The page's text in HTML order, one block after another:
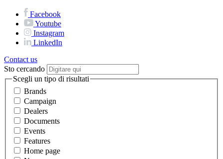
Facebook
Youtube
Instagram
LinkedIn
Contact us
Sto cercando
Scegli un tipo di risultati
Brands
Campaign
Dealers
Documents
Events
Features
Home page